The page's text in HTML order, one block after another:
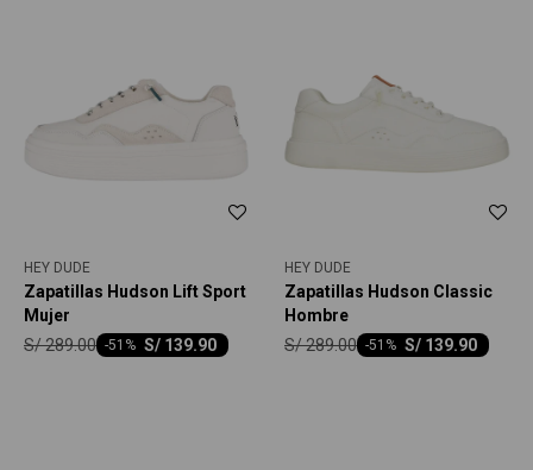
HEY DUDE
Zapatillas Hudson Lift Sport
Mujer
S/ 139.90
-51
S/289.00
HEY DUDE
Zapatillas Hudson Classic
Hombre
S/ 139.90
-51
S/289.00